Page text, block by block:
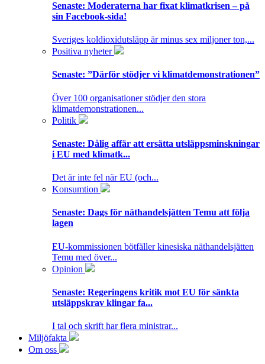
Senaste: Moderaterna har fixat klimatkrisen – på
sin Facebook-sida!
Sveriges koldioxidutsläpp är minus sex miljoner ton,...
Positiva nyheter
Senaste: ”Därför stödjer vi klimatdemonstrationen”
Över 100 organisationer stödjer den stora
klimatdemonstrationen...
Politik
Senaste: Dålig affär att ersätta utsläppsminskningar
i EU med klimatk...
Det är inte fel när EU (och...
Konsumtion
Senaste: Dags för näthandelsjätten Temu att följa
lagen
EU-kommissionen bötfäller kinesiska näthandelsjätten
Temu med över...
Opinion
Senaste: Regeringens kritik mot EU för sänkta
utsläppskrav klingar fa...
I tal och skrift har flera ministrar...
Miljöfakta
Om oss